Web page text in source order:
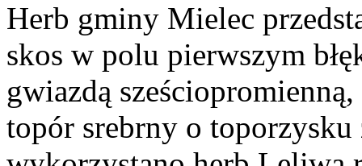
Herb gminy Mielec
skos w polu pierwszym
gwiazdą
topór srebrny o